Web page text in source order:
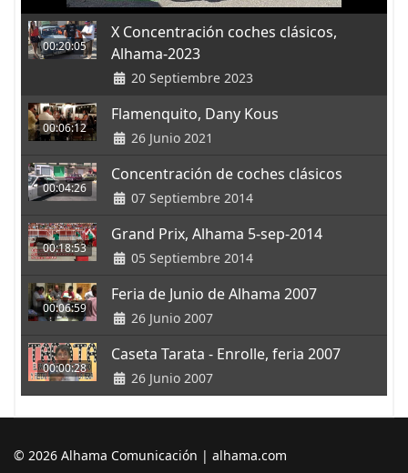
00:20:05
X Concentración coches clásicos,
Alhama-2023
20 Septiembre 2023
00:06:12
Flamenquito, Dany Kous
26 Junio 2021
00:04:26
Concentración de coches clásicos
07 Septiembre 2014
00:18:53
Grand Prix, Alhama 5-sep-2014
05 Septiembre 2014
00:06:59
Feria de Junio de Alhama 2007
26 Junio 2007
00:00:28
Caseta Tarata - Enrolle, feria 2007
26 Junio 2007
© 2026 Alhama Comunicación | alhama.com